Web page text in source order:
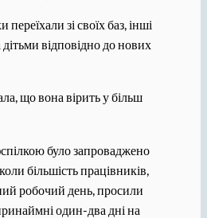
переїхали зі своїх баз, інші
відповідно до нових
що вона вірить у більш
було запроваджено
більшість працівників,
робочий день, просили
один-два дні на